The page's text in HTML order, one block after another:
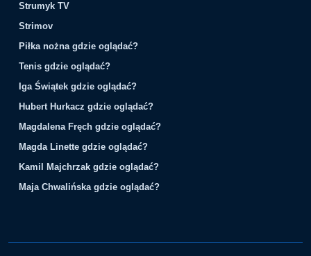
Strumyk TV
Strimov
Piłka nożna gdzie oglądać?
Tenis gdzie oglądać?
Iga Świątek gdzie oglądać?
Hubert Hurkacz gdzie oglądać?
Magdalena Fręch gdzie oglądać?
Magda Linette gdzie oglądać?
Kamil Majchrzak gdzie oglądać?
Maja Chwalińska gdzie oglądać?